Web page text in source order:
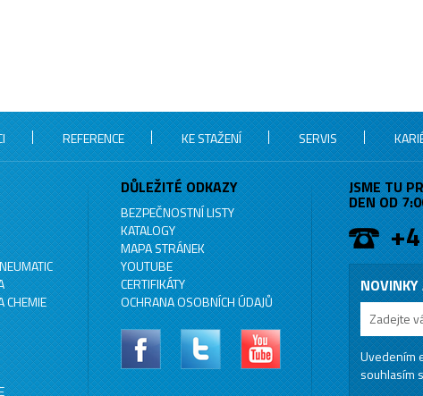
REFERENCE KE STAŽENÍ SERVIS
CHEMIE
DŮLEŽITÉ ODKAZY
BEZPEČNOSTNÍ LISTY
KATALOGY
MAPA STRÁNEK
YOUTUBE
CERTIFIKÁTY
OCHRANA OSOBNÍCH ÚDAJŮ
JSME TU
DEN OD
Uvedením
souhlasím